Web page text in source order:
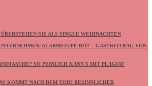
SIE ALS SINGLE WEIHNACHTEN
ALARMSTUFE ROT – GASTBEITRAG VON
SO PEINLICH KANN`S MIT PLAGIAT
KOMMT NACH DEM TOD? BESINNLICHER